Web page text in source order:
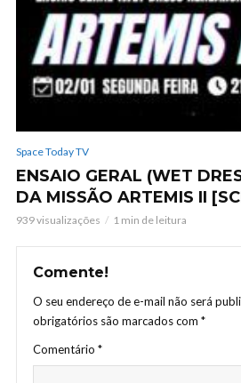
Space Today TV
ENSAIO GERAL (WET
DA MISSÃO ARTEMIS II
939 visualizações 1 min de leitura
Comente!
O seu endereço de e-mail não será
obrigatórios são marcados com *
Comentário *